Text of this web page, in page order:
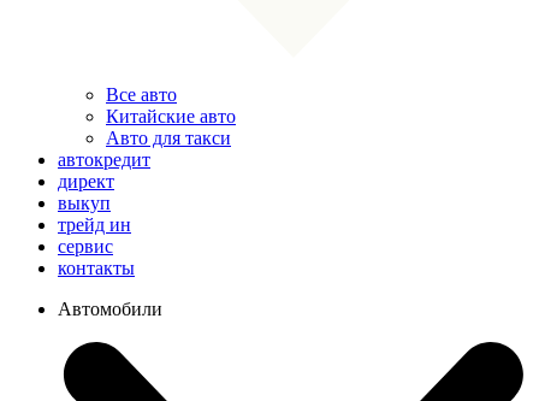
Все авто
Китайские авто
Авто для такси
автокредит
директ
выкуп
трейд ин
сервис
контакты
Автомобили